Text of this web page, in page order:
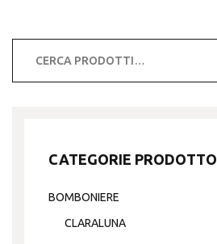
CATEGORIE PRODOTTO
BOMBONIERE
CLARALUNA